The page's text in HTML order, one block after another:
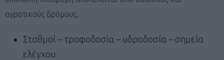
αγροτικούς δρόμους.
Σταθμοί – τροφοδοσία – υδροδοσία – σημεία
ελέγχου